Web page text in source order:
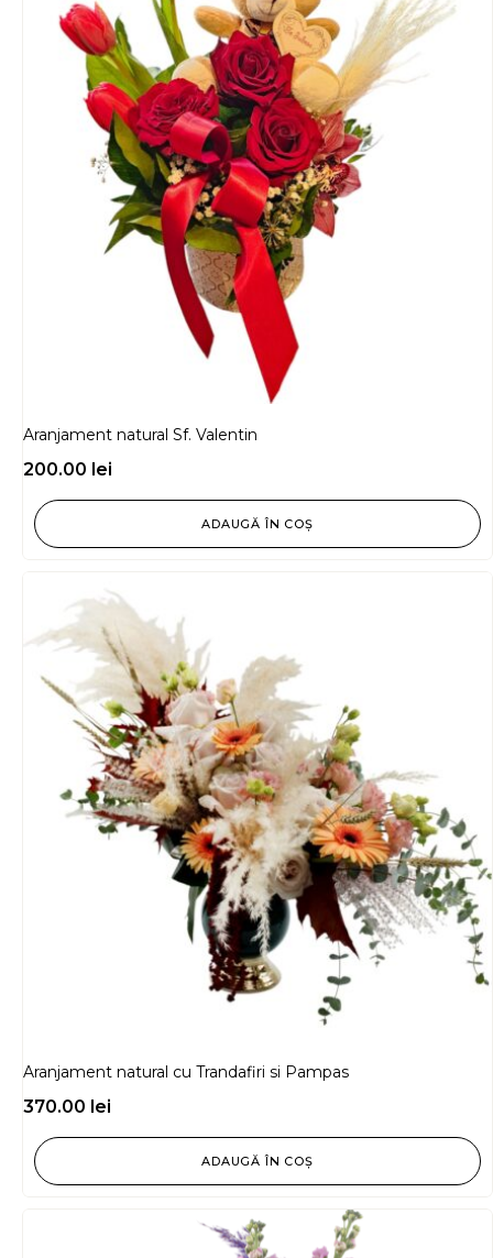
Aranjament natural Sf. Valentin
200.00 lei
ADAUGĂ ÎN COȘ
Aranjament natural cu Trandafiri si Pampas
370.00 lei
ADAUGĂ ÎN COȘ